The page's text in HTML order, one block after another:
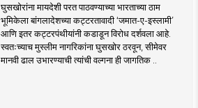
घुसखोरांना मायदेशी परत पाठवण्याच्या भारताच्या ठाम
भूमिकेला बांगलादेशच्या कट्टरतावादी ‘जमात-ए-इस्लामी’
आणि इतर कट्टरपंथीयांनी कडाडून विरोध दर्शवला आहे.
स्वतःच्याच मुस्लीम नागरिकांना घुसखोर ठरवून, सीमेवर
मानवी ढाल उभारण्याची त्यांची वल्गना ही जागतिक ..